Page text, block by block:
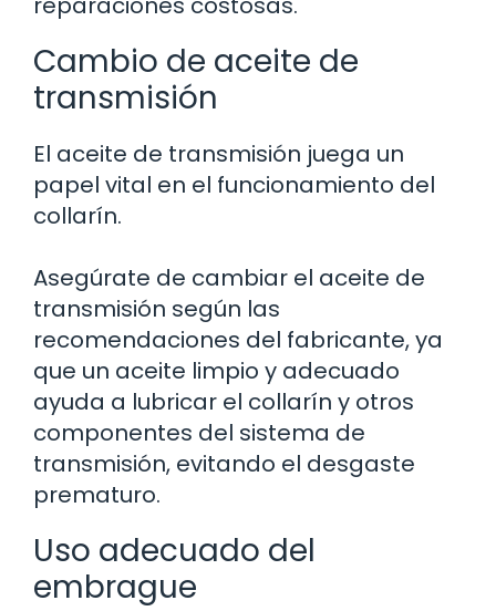
Cambio de aceite de
transmisión
El aceite de transmisión juega un
papel vital en el funcionamiento del
collarín.
Asegúrate de cambiar el aceite de
transmisión según las
recomendaciones del fabricante, ya
que un aceite limpio y adecuado
ayuda a lubricar el collarín y otros
componentes del sistema de
transmisión, evitando el desgaste
prematuro.
Uso adecuado del
embrague